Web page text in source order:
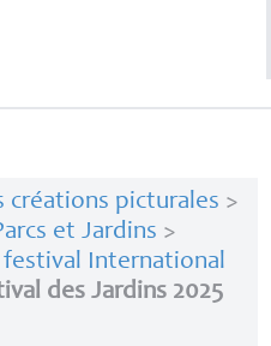
créations picturales >
et Jardins >
festival International
des Jardins 2025